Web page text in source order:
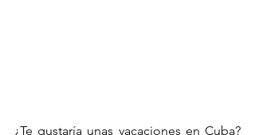
¿Te gustaría unas vacaciones en Cuba?